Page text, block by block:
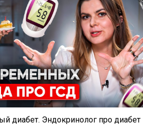
диабет. Эндокринолог про диабет